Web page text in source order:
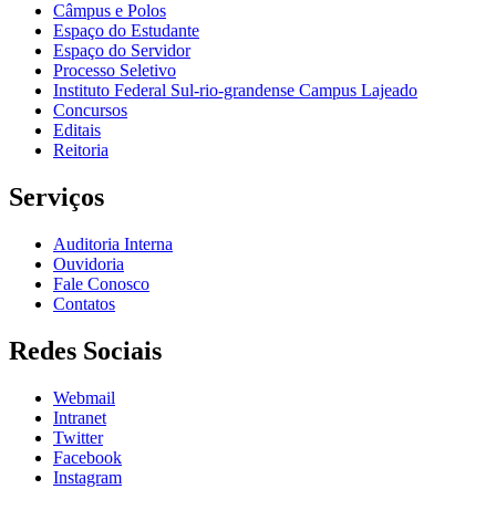
Câmpus e Polos
Espaço do Estudante
Espaço do Servidor
Processo Seletivo
Instituto Federal Sul-rio-grandense Campus Lajeado
Concursos
Editais
Reitoria
Serviços
Auditoria Interna
Ouvidoria
Fale Conosco
Contatos
Redes Sociais
Webmail
Intranet
Twitter
Facebook
Instagram